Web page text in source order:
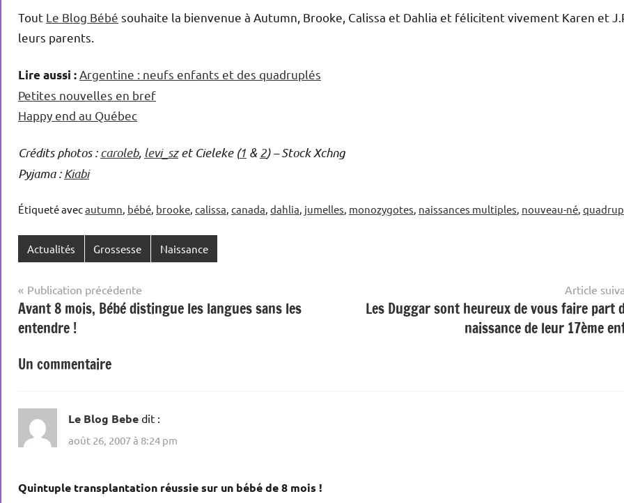
Tout Le Blog Bébé souhaite la bienvenue à Autumn, Brooke, Calissa et Dahlia et félicitent vivement Karen et
leurs parents.
Lire aussi : Argentine : neufs enfants et des quadruplés
Petites nouvelles en bref
Happy end au Québec
Crédits photos :caroleb, levi_szet Cieleke (1 & 2) – Stock Xchng
Pyjama :Kiabi
Étiqueté avecautumn, bébé, brooke, calissa, canada, dahlia, jumelles, monozygotes, naissances multiples, nouveau-né,
Actualités Grossesse Naissance
Navigation
de
l’article
Publication précédente
Avant 8 mois, Bébé distingue les langues sans les
entendre !
Article
Les Duggar sont heureux de vous faire part
naissance de leur 17ème
Un commentaire
Le Blog Bebe dit :
août 26, 2007 à 8:24 pm
Quintuple transplantation réussie sur un bébé de 8 mois !